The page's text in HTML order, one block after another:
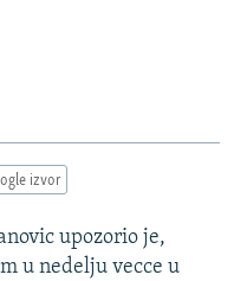
izvor
upozorio je,
u nedelju vecce u